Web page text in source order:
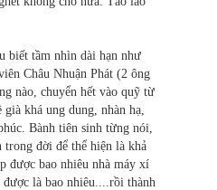
biết tầm nhìn dài hạn như
Châu Nhuận Phát (2 ông
nào, chuyển hết vào quỹ từ
khá ung dung, nhàn hạ,
Bành tiên sinh từng nói,
đời để thể hiện là khả
được bao nhiêu nhà máy xí
là bao nhiêu....rồi thành